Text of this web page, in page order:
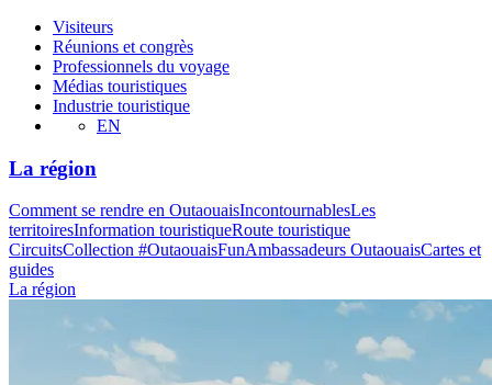
Visiteurs
Réunions et congrès
Professionnels du voyage
Médias touristiques
Industrie touristique
EN
La région
Comment se rendre en OutaouaisIncontournablesLes
territoiresInformation touristiqueRoute touristique
CircuitsCollection #OutaouaisFunAmbassadeurs OutaouaisCartes et
guides
La région